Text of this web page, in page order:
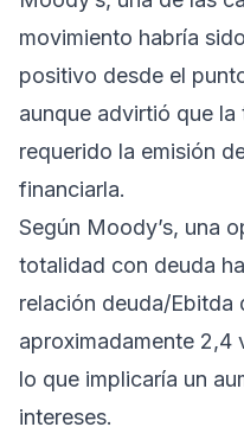
movimiento habría
positivo desde el
aunque advirtió que la
requerido la emisión
financiarla.
Según Moody’s, una
totalidad con deuda
relación deuda/Ebitda
aproximadamente 2,4
lo que implicaría un
intereses.